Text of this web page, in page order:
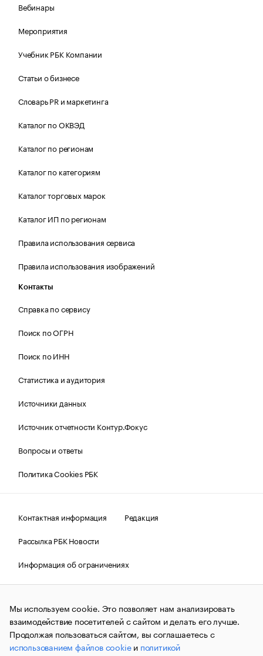
Вебинары
Мероприятия
Учебник РБК Компании
Статьи о бизнесе
Словарь PR и маркетинга
Каталог по ОКВЭД
Каталог по регионам
Каталог по категориям
Каталог торговых марок
Каталог ИП по регионам
Правила использования сервиса
Правила использования изображений
Контакты
Справка по сервису
Поиск по ОГРН
Поиск по ИНН
Статистика и аудитория
Источники данных
Источник отчетности Контур.Фокус
Вопросы и ответы
Политика Cookies РБК
Контактная информация
Редакция
Рассылка РБК Новости
Информация об ограничениях
Правовая информация
О соблюдении авторских прав
© АО «РОСБИЗНЕСКОНСАЛТИНГ»,1995–2026.Сообщения
и материалы информационного агентства «РБК»
(зарегистрировано Федеральной службой по надзору в сфере
связи, информационных технологий и массовых
коммуникаций (Роскомнадзор) 09.12.2015 за номером ИА
Мы используем cookie. Это позволяет нам анализировать
взаимодействие посетителей с сайтом и делать его лучше.
Продолжая пользоваться сайтом, вы соглашаетесь с
использованием файлов cookieи политикой